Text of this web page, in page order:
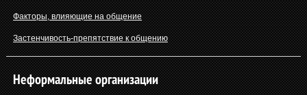
Факторы, влияющие на общение
Застенчивость-препятствие к общению
Неформальные организации